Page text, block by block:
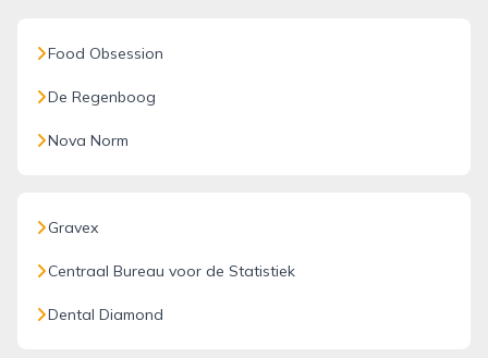
Food Obsession
De Regenboog
Nova Norm
Gravex
Centraal Bureau voor de Statistiek
Dental Diamond